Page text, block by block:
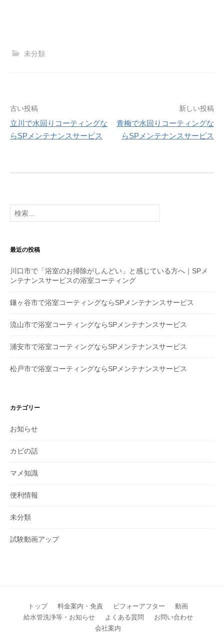
未分類
投
ゲ
シ
ョ
ン
古い投稿
立川で水回りコーティングな
らSPメンテナンスサービス
新しい投稿
青梅で水回りコーティングな
らSPメンテナンスサービス
検
索
最近の投稿
川口市で「浴室のお掃除がしんどい」と感じている方へ｜SPメ
ンテナンスサービスの浴室コーティング
鎌ヶ谷市で浴室コーティングならSPメンテナンスサービス
流山市で浴室コーティングならSPメンテナンスサービス
浦安市で浴室コーティングならSPメンテナンスサービス
松戸市で浴室コーティングならSPメンテナンスサービス
カテゴリー
お知らせ
カビの話
マメ知識
便利情報
未分類
試験動画アップ
トップ 料金案内・免責 ビフォーアフター
動画
給水管洗浄等・お知らせ
よくある質問
お問い合わせ
会社案内